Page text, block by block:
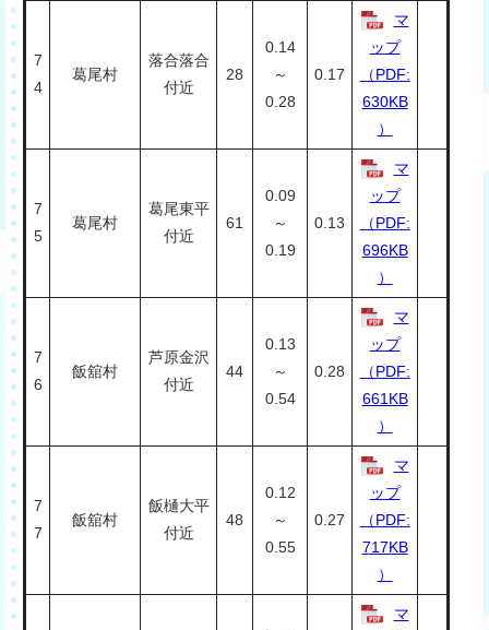
7
4
葛尾村
落合落合
付近
28
0.14
～
0.28
0.17
マ
ップ
（PDF:
630KB
）
7
5
葛尾村
葛尾東平
付近
61
0.09
～
0.19
0.13
マ
ップ
（PDF:
696KB
）
7
6
飯舘村
芦原金沢
付近
44
0.13
～
0.54
0.28
マ
ップ
（PDF:
661KB
）
7
7
飯舘村
飯樋大平
付近
48
0.12
～
0.55
0.27
マ
ップ
（PDF:
717KB
）
マ